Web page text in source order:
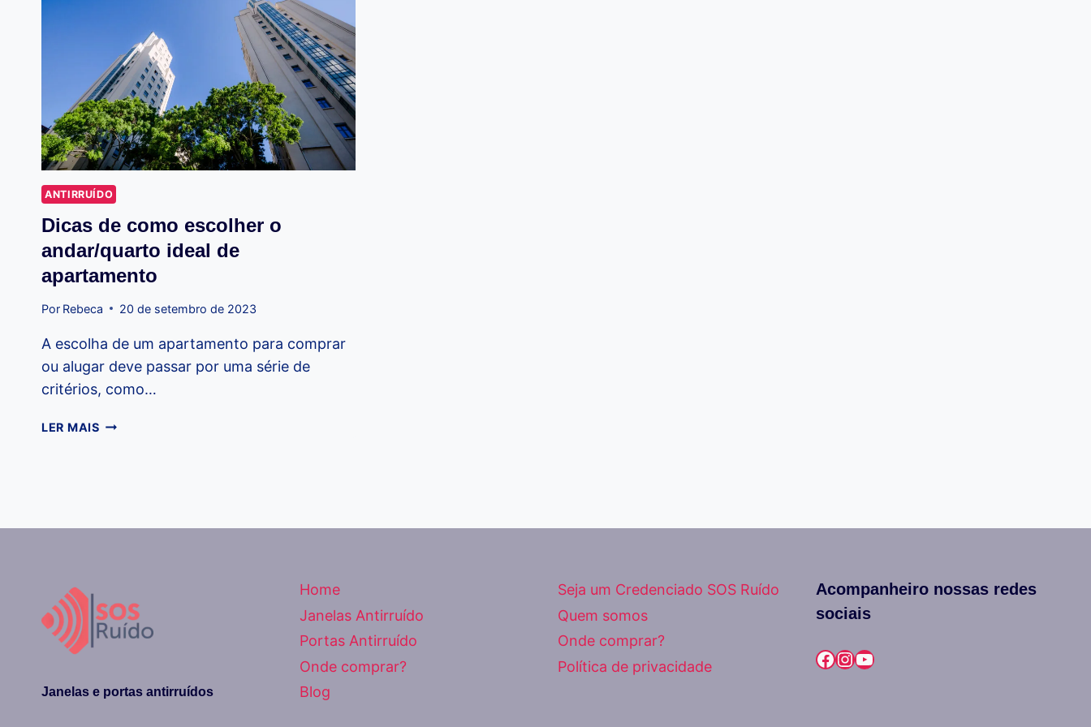
ANTIRRUÍDO
Dicas de como escolher o
andar/quarto ideal de
apartamento
Por Rebeca 20 de setembro de 2023
A escolha de um apartamento para comprar
ou alugar deve passar por uma série de
critérios, como…
LER MAISDICAS
Janelas e portas antirruídos
Home
Janelas Antirruído
Portas Antirruído
Onde comprar?
Blog
Seja um Credenciado SOS Ruído
Quem somos
Onde comprar?
Política de privacidade
Acompanheiro nossas redes
sociais
Facebook
Instagram
Youtube